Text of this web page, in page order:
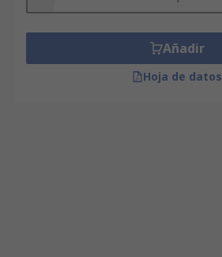
Añadir
Hoja de datos